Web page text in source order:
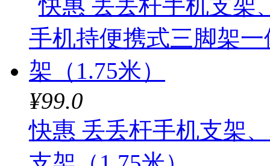
¥99.0
快惠 丢丢杆手机支架